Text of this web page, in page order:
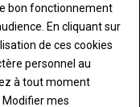
bon fonctionnement
En cliquant sur
de ces cookies
personnel au
à tout moment
Modifier mes